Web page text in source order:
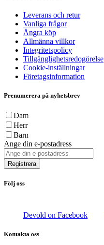
Leverans och retur
Vanliga frågor
Ångra köp
Allmänna villkor
Integritetspolicy
Tillgänglighetsredogörelse
Cookie-inställningar
Företagsinformation
Prenumerera på nyhetsbrev
Dam
Herr
Barn
Ange din e-postadress
Registrera
Följ oss
Devold on Facebook
Kontakta oss